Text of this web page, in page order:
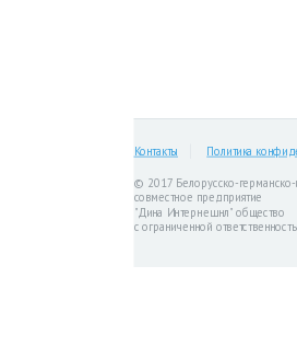
Контакты Политика
© 2017 Белорусско-германско-
совместное предприятие
"Дина Интернешнл" общество
с ограниченной